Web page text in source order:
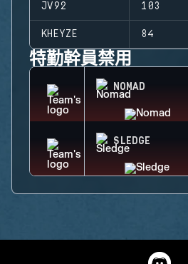
JV92 103
KHEYZE 84
特勤幹員禁用
NOMAD
SLEDGE